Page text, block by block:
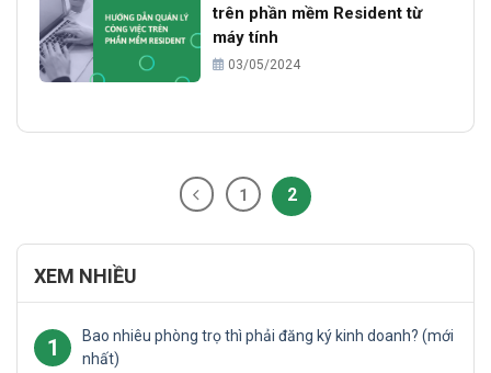
trên phần mềm Resident từ
máy tính
03/05/2024
1 2
XEM NHIỀU
1
Bao nhiêu phòng trọ thì phải đăng ký kinh doanh? (mới
nhất)